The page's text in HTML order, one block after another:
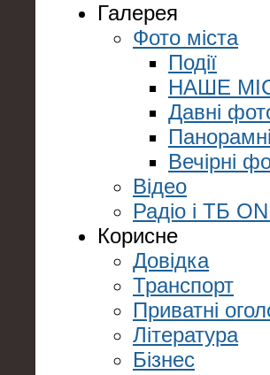
Галерея
Фото міста
Події
НАШЕ
Давні
Вечірні
Відео
Радіо і ТБ
Корисне
Довідка
Транспорт
Приватні
Література
Бізнес